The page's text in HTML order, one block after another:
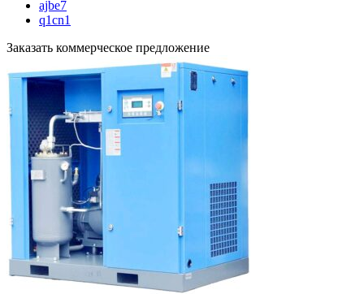
ajbe7
q1cn1
Заказать коммерческое предложение